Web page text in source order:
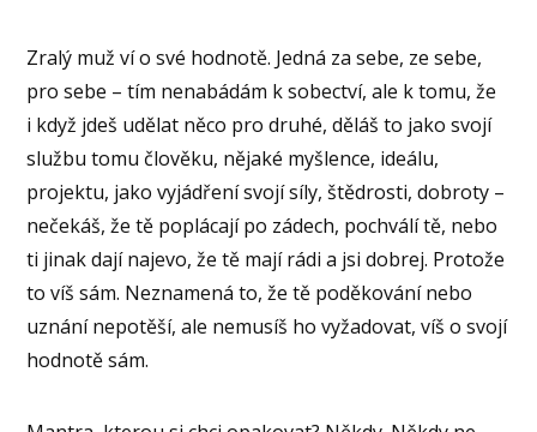
Zralý muž ví o své hodnotě. Jedná za sebe, ze sebe,
pro sebe – tím nenabádám k sobectví, ale k tomu, že
i když jdeš udělat něco pro druhé, děláš to jako svojí
službu tomu člověku, nějaké myšlence, ideálu,
projektu, jako vyjádření svojí síly, štědrosti, dobroty –
nečekáš, že tě poplácají po zádech, pochválí tě, nebo
ti jinak dají najevo, že tě mají rádi a jsi dobrej. Protože
to víš sám. Neznamená to, že tě poděkování nebo
uznání nepotěší, ale nemusíš ho vyžadovat, víš o svojí
hodnotě sám.